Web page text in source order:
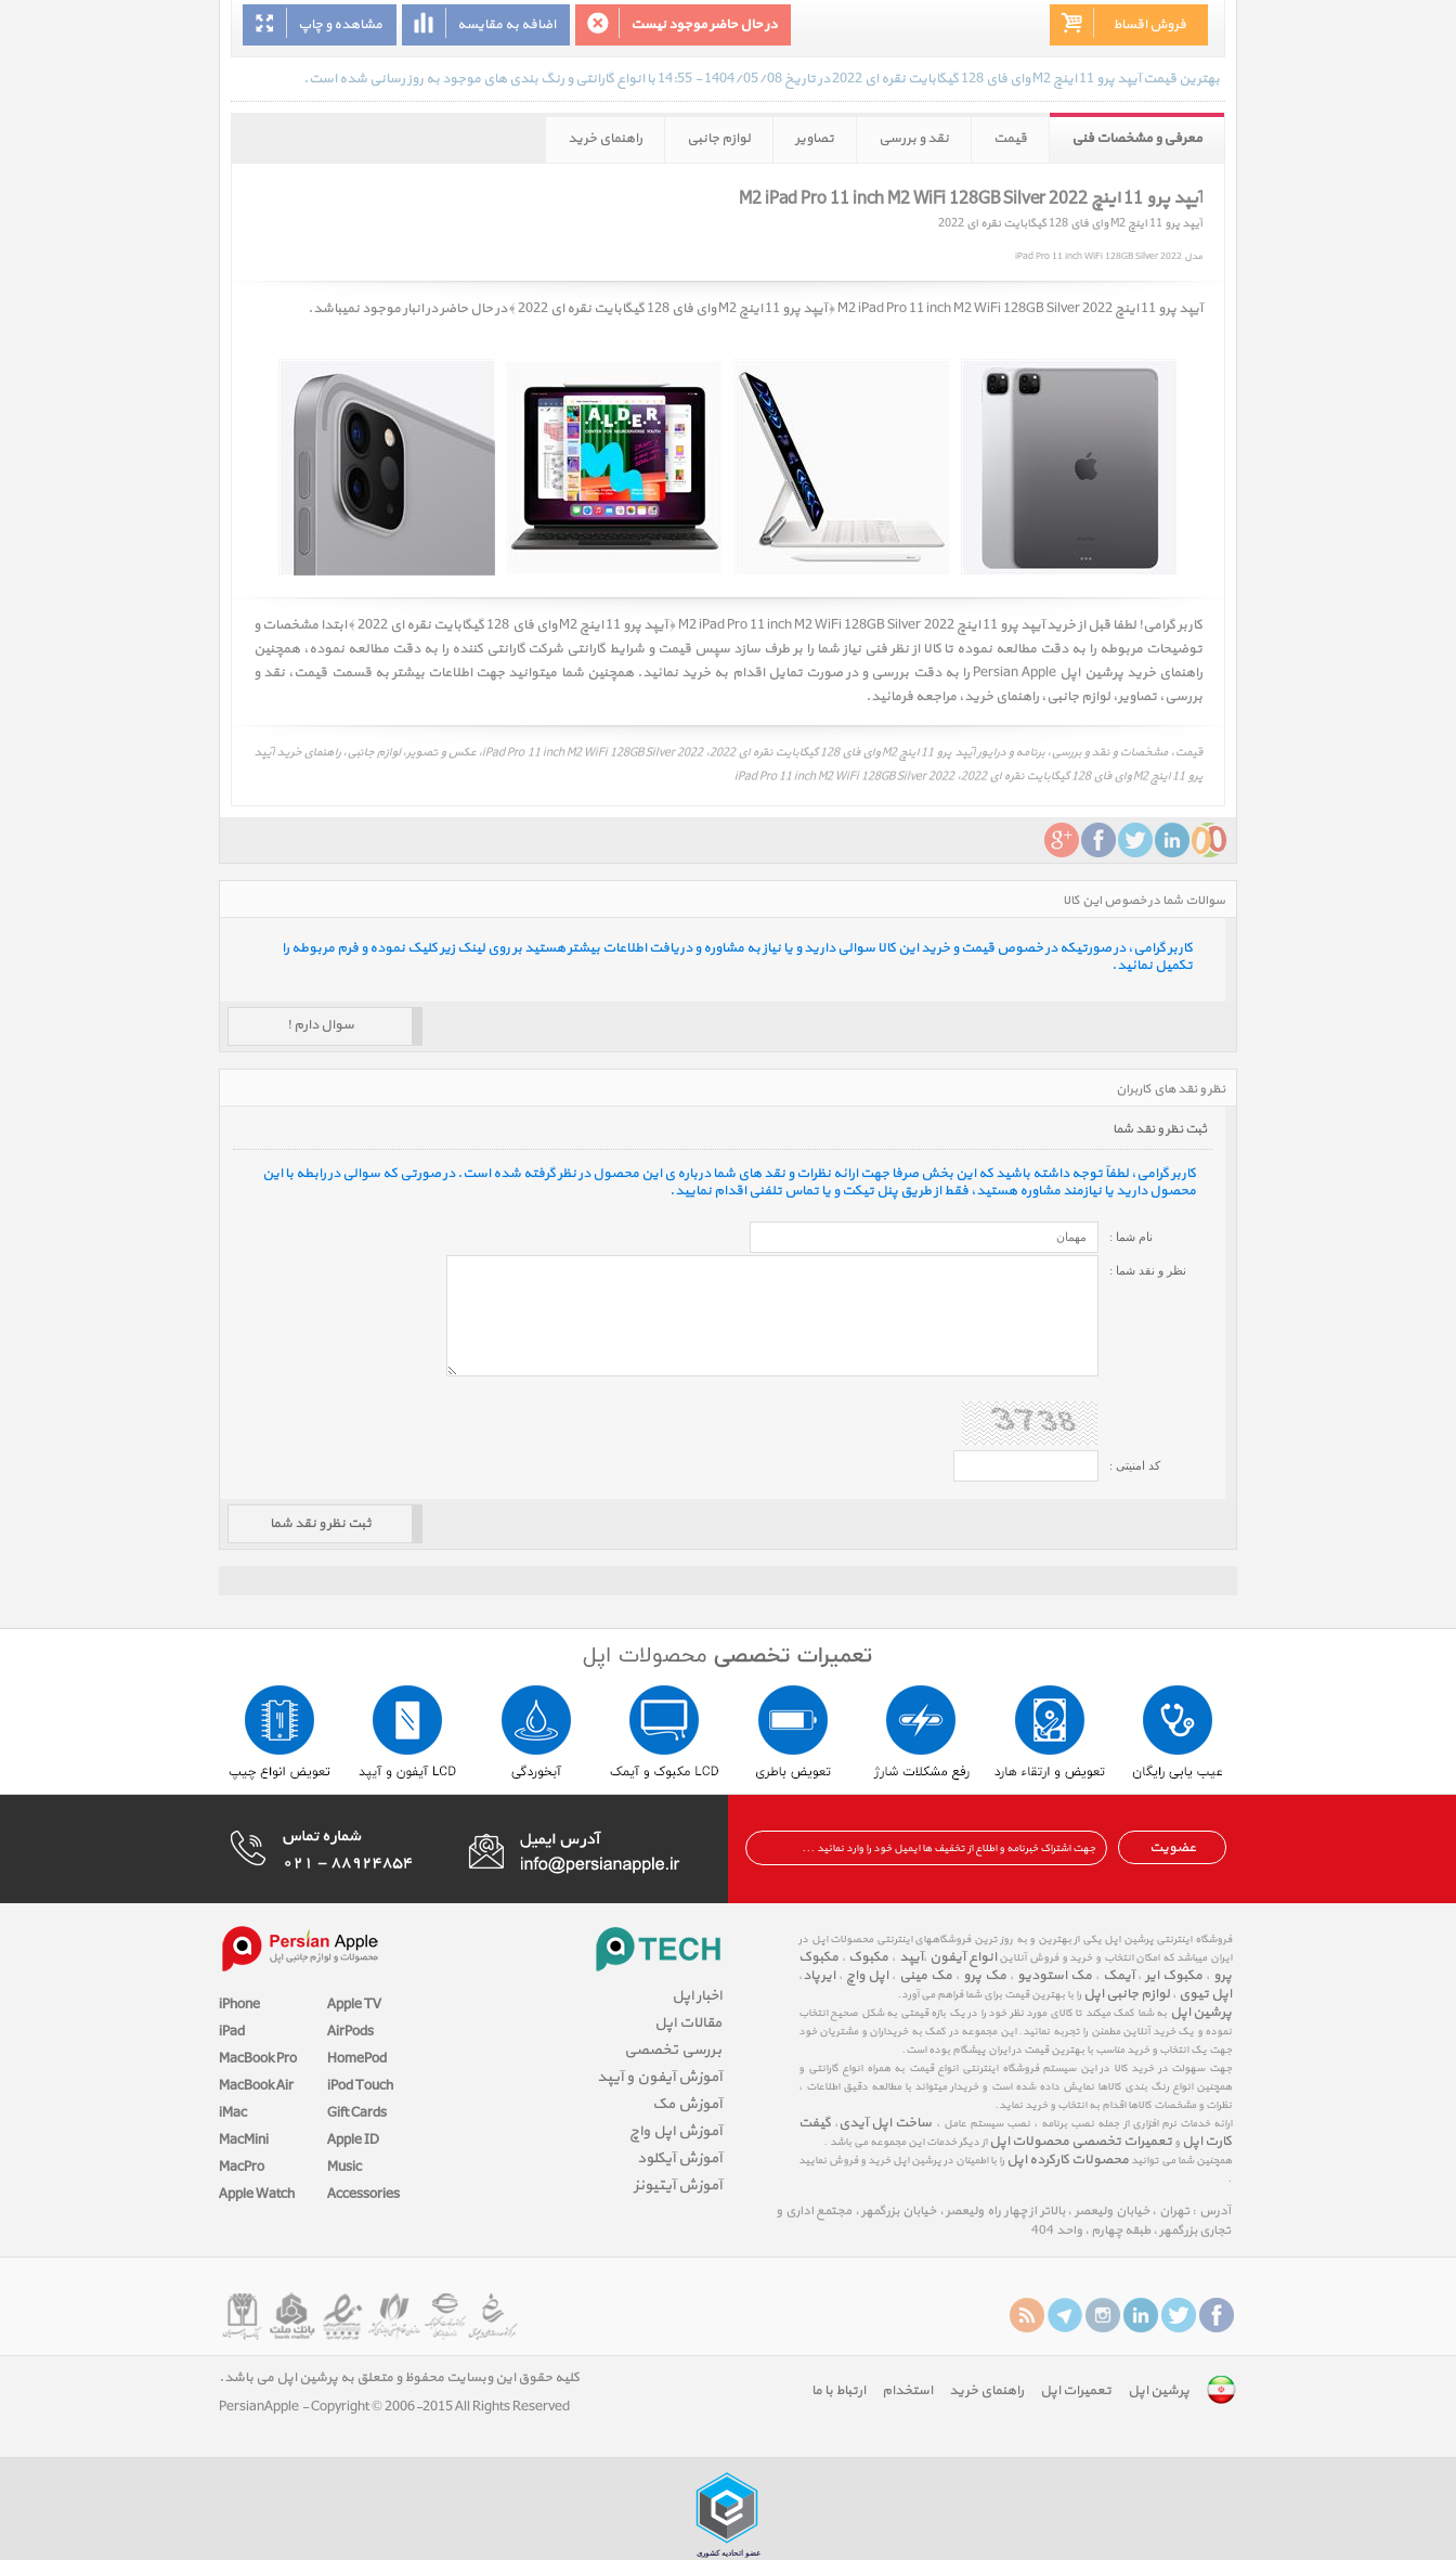
مشاهده و چاپ اضافه به مقایسه در حال حاضر موجود نیست فروش اقساط
بهترین قیمت آیپد پرو 11 اینچ M2 وای فای 128 گیگابایت نقره ای 2022 در تاریخ 1404/05/08 - 14:55 با انواع گارانتی و رنگ بندی های موجود به روز رسانی شده است.
معرفی و مشخصات فنی قیمت نقد و بررسی تصاویر لوازم جانبی راهنمای خرید
آیپد پرو 11 اینچ M2 iPad Pro 11 inch M2 WiFi 128GB Silver 2022
آیپد پرو 11 اینچ M2 وای فای 128 گیگابایت نقره ای 2022
مدل iPad Pro 11 inch WiFi 128GB Silver 2022
آیپد پرو 11 اینچ M2 iPad Pro 11 inch M2 WiFi 128GB Silver 2022 ﴿ آیپد پرو 11 اینچ M2 وای فای 128 گیگابایت نقره ای 2022 ﴾ در حال حاضر در انبار موجود نمیباشد.
کاربر گرامی! لطفا قبل از خرید آیپد پرو 11 اینچ M2 iPad Pro 11 inch M2 WiFi 128GB Silver 2022 ﴿ آیپد پرو 11 اینچ M2 وای فای 128 گیگابایت نقره ای 2022 ﴾ ابتدا مشخصات و
توضیحات مربوطه را به دقت مطالعه نموده تا کالا از نظر فنی نیاز شما را بر طرف سازد سپس قیمت و شرایط گارانتی شرکت گارانتی کننده را به دقت مطالعه نموده، همچنین
راهنمای خرید پرشین اپل Persian Apple را به دقت بررسی و در صورت تمایل اقدام به خرید نمائید. همچنین شما میتوانید جهت اطلاعات بیشتر به قسمت
قیمت، نقد و
بررسی، تصاویر، لوازم جانبی، راهنمای خرید، مراجعه فرمائید.
قیمت، مشخصات و نقد و بررسی، برنامه و درایور آیپد پرو 11 اینچ M2 وای فای 128 گیگابایت نقره ای 2022، iPad Pro 11 inch M2 WiFi 128GB Silver 2022، عکس و تصویر، لوازم جانبی، راهنمای خرید آیپد
پرو 11 اینچ M2 وای فای 128 گیگابایت نقره ای 2022، iPad Pro 11 inch M2 WiFi 128GB Silver 2022
سوالات شما در خصوص این کالا
کاربر گرامی، در صورتیکه در خصوص قیمت و خرید این کالا سوالی دارید و یا نیاز به مشاوره و دریافت اطلاعات بیشتر هستید بر روی لینک زیر کلیک نموده و فرم مربوطه را
تکمیل نمائید.
سوال دارم !
نظر و نقد های کاربران
ثبت نظر و نقد شما
کاربر گرامی، لطفاً توجه داشته باشید که این بخش صرفا جهت ارائه نظرات و نقد های شما درباره ی این محصول در نظر گرفته شده است. در صورتی که سوالی در رابطه با این
محصول دارید یا نیازمند مشاوره هستید، فقط از طریق پنل تیکت و یا تماس تلفنی اقدام نمایید.
نام شما :
نظر و نقد شما :
کد امنیتی :
عضویت
iPhone
iPad
MacBook Pro
MacBook Air
iMac
MacMini
MacPro
Apple Watch
Apple TV
AirPods
HomePod
iPod Touch
Gift Cards
Apple ID
Music
Accessories
اخبار اپل
مقالات اپل
بررسی تخصصی
آموزش آیفون و آیپد
آموزش مک
آموزش اپل واچ
آموزش آیکلود
آموزش آیتیونز
فروشگاه اینترنتی پرشین اپل یکی از بهترین و به روز ترین فروشگاههای اینترنتی محصولات اپل در
ایران میباشد که امکان انتخاب و خرید و فروش آنلاینانواع آیفون ،آیپد ، مکبوک ، مکبوک
پرو ، مکبوک ایر ، آیمک ، مک استودیو ، مک پرو ، مک مینی ، اپل واچ ، ایرپاد،
اپل تیوی ، لوازم جانبی اپل را با بهترین قیمت برای شما فراهم می آورد.
پرشین اپل به شما کمک میکند تا کالای مورد نظر خود را در یک بازه قیمتی به شکل صحیح انتخاب
نموده و یک خرید آنلاین مطمئن را تجربه نمائید. این مجموعه در کمک به خریداران و مشتریان خود
جهت یک انتخاب و خرید مناسب با بهترین قیمت در ایران پیشگام بوده است.
جهت سهولت در خرید کالا در این سیستم فروشگاه اینترنتی انواع قیمت به همراه انواع گارانتی و
همچنین انواع رنگ بندی کالاها نمایش داده شده است و خریدار میتواند با مطالعه دقیق اطلاعات ،
نظرات و مشخصات کالاها اقدام به انتخاب و خرید نماید.
ارائه خدمات نرم افزاری از جمله نصب برنامه ، نصب سیستم عامل ، ساخت اپل آیدی ، گیفت
کارت اپل و تعمیرات تخصصی محصولات اپل از دیگر خدمات این مجموعه می باشد .
همچنین شما می توانید محصولات کارکرده اپل را با اطمینان در پرشین اپل خرید و فروش نمایید
.
آدرس : تهران ، خیابان ولیعصر ، بالاتر از چهار راه ولیعصر ، خیابان بزرگمهر ، مجتمع اداری و
تجاری بزرگمهر ، طبقه چهارم ، واحد 404
پرشین اپل تعمیرات اپل راهنمای خرید استخدام ارتباط با ما
کلیه حقوق این وبسایت محفوظ و متعلق به پرشین اپل می باشد.
PersianApple - Copyright © 2006-2015 All Rights Reserved